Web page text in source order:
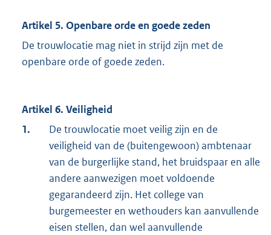
Artikel 5. Openbare orde en goede zeden
De trouwlocatie mag niet in strijd zijn met de
openbare orde of goede zeden.
Artikel 6. Veiligheid
1.
De trouwlocatie moet veilig zijn en de
veiligheid van de (buitengewoon) ambtenaar
van de burgerlijke stand, het bruidspaar en alle
andere aanwezigen moet voldoende
gegarandeerd zijn. Het college van
burgemeester en wethouders kan aanvullende
eisen stellen, dan wel aanvullende